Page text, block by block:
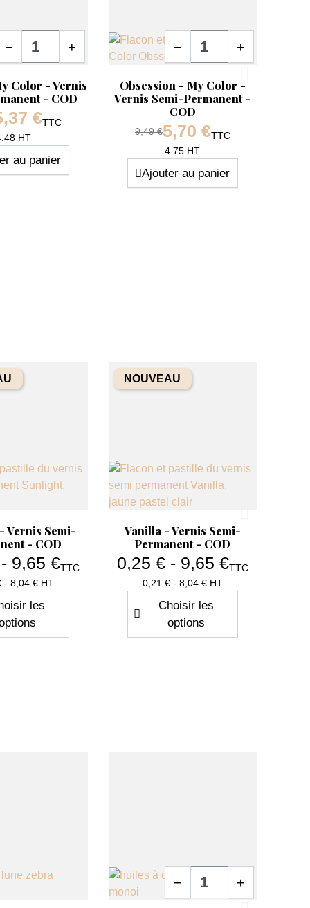
Color - Vernis
- COD
base
Prix
€TTC
HT
− +
au panier
Aperçu rapide
Obsession - My Color -
Vernis Semi-Permanent -
COD
Prix de base
9,49 €
Prix
5,70 €TTC
4.75 HT
Quantité
− +
Ajouter au panier
rapide
Vernis Semi-
- COD
Prix
9,65 €TTC
- 8,04 € HT
les
 Aperçu rapide
Vanilla - Vernis Semi-
Permanent - COD
Prix
0,25 € - 9,65 €TTC
0,21 € - 8,04 € HT
Choisir les
options
NOUVEAU
Quantité
− +